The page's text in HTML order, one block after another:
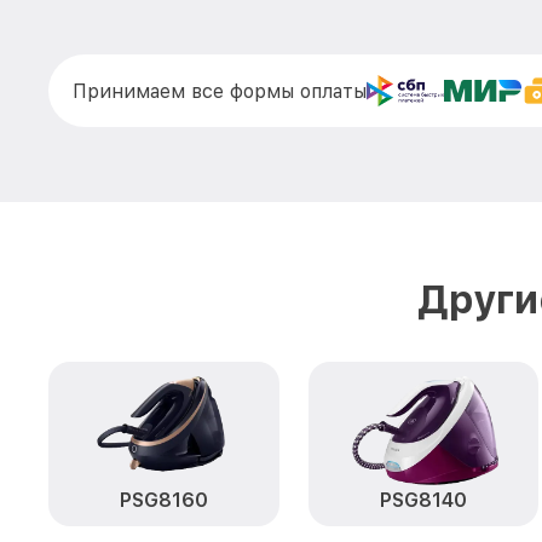
Принимаем все формы оплаты
PSG8160 PSG8140